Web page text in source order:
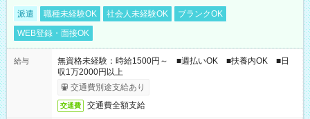
派遣 職種未経験OK 社会人未経験OK
ブランクOK
WEB登録・面接OK
給与
無資格未経験：時給1500円～ ■週払いOK ■扶養内OK ■日
収1万2000円以上
交通費別途支給あり
交通費 交通費全額支給